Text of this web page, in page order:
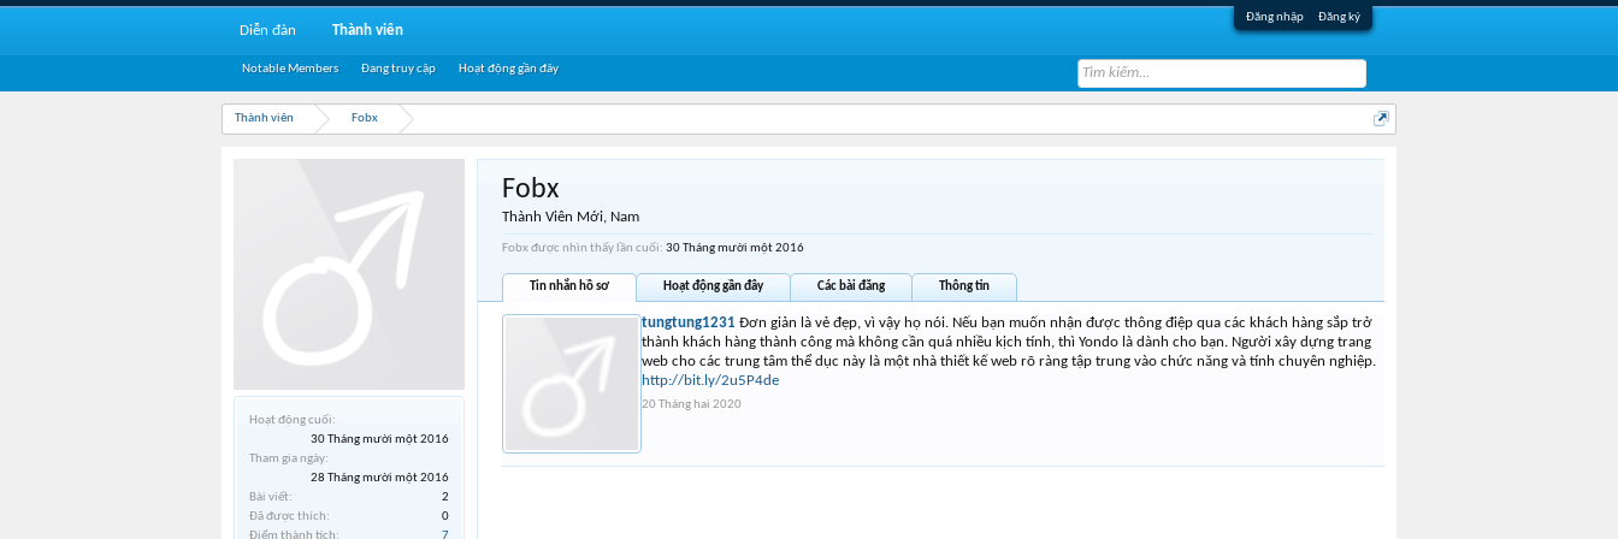
Đăng nhập Đăng ký
Thành viên Fobx
Hoạt động cuối:
30 Tháng mười một 2016
Tham gia ngày:
28 Tháng mười một 2016
Bài viết:
2
Đã được thích:
0
Điểm thành tích:
7
Fobx
Thành Viên Mới, Nam
Fobx được nhìn thấy lần cuối: 30 Tháng mười một 2016
Tin nhắn hồ sơ Hoạt động gần đây Các bài đăng Thông tin
tungtung1231 Đơn giản là vẻ đẹp, vì vậy họ nói. Nếu bạn muốn nhận được thông điệp qua các khách hàng sắp trở
thành khách hàng thành công mà không cần quá nhiều kịch tính, thì Yondo là dành cho bạn. Người xây dựng trang
web cho các trung tâm thể dục này là một nhà thiết kế web rõ ràng tập trung vào chức năng và tính chuyên nghiệp.
http://bit.ly/2u5P4de
20 Tháng hai 2020
Diễn đàn Thành viên
Notable Members Đang truy cập Hoạt động gần đây